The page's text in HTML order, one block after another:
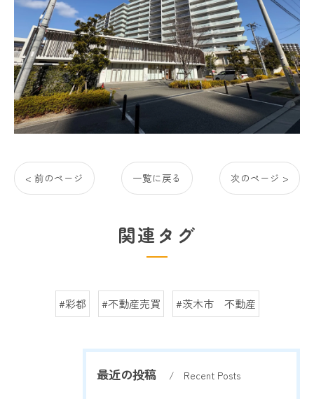
< 前のページ 一覧に戻る 次のページ >
関連タグ
#彩都 #不動産売買 #茨木市 不動産
最近の投稿 Recent Posts